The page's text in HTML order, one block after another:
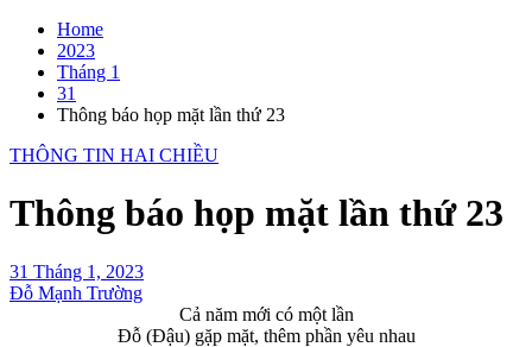
Home
2023
Tháng 1
31
Thông báo họp mặt lần thứ 23
THÔNG TIN HAI CHIỀU
Thông báo họp mặt lần thứ 23
31 Tháng 1, 2023
Đỗ Mạnh Trường
Cả năm mới có một lần
Đỗ (Đậu) gặp mặt, thêm phần yêu nhau